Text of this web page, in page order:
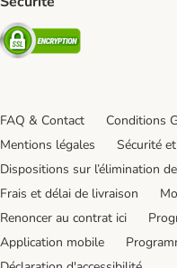
Security
FAQ & Contact
Conditions
Mentions légales
Sécurité
Dispositions sur l’élimination
Frais et délai de livraison
Renoncer au contrat ici
Application mobile